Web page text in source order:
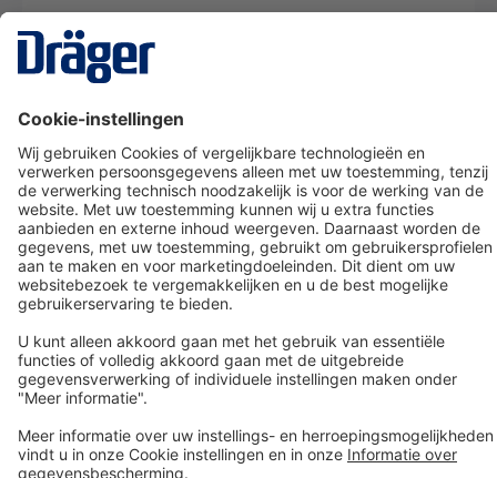
Dräger klantenservice
Over Dräger
Bestellen in onze webshop
Community